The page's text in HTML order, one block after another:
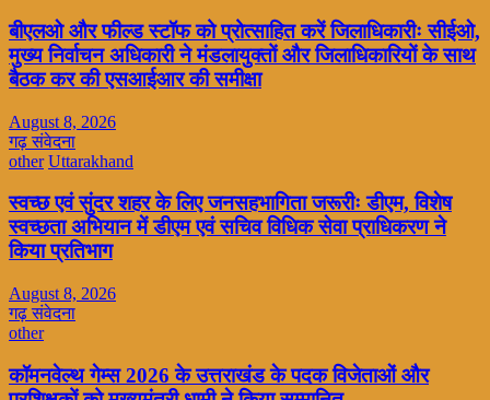
बीएलओ और फील्ड स्टॉफ को प्रोत्साहित करें जिलाधिकारीः सीईओ,
मुख्य निर्वाचन अधिकारी ने मंडलायुक्तों और जिलाधिकारियों के साथ
बैठक कर की एसआईआर की समीक्षा
August 8, 2026
गढ़ संवेदना
other Uttarakhand
स्वच्छ एवं सुंदर शहर के लिए जनसहभागिता जरूरीः डीएम, विशेष
स्वच्छता अभियान में डीएम एवं सचिव विधिक सेवा प्राधिकरण ने
किया प्रतिभाग
August 8, 2026
गढ़ संवेदना
other
कॉमनवेल्थ गेम्स 2026 के उत्तराखंड के पदक विजेताओं और